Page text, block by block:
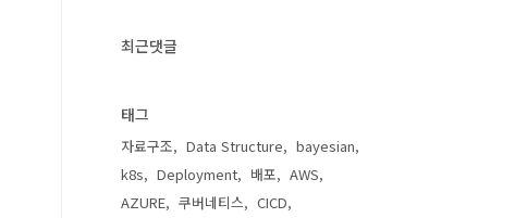
최근댓글
태그
자료구조 Data Structure
bayesian
k8s
Deployment 배포
AWS
AZURE
쿠버네티스
CICD